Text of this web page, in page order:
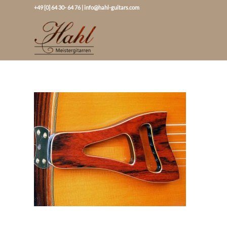
+49 [0] 64 30- 64 76|info@hahl-guitars.com